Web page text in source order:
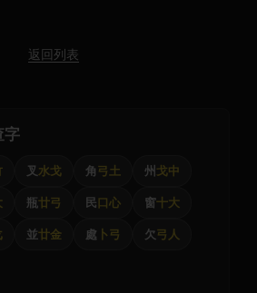
返回列表
字
叉 水戈 角弓土 州 戈中
瓶廿弓 民口心 窗十大
並廿金 處 卜弓 欠弓人